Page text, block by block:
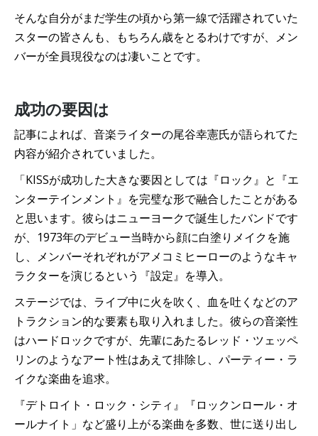
そんな自分がまだ学生の頃から第一線で活躍されていた
スターの皆さんも、もちろん歳をとるわけですが、メン
バーが全員現役なのは凄いことです。
成功の要因は
記事によれば、音楽ライターの尾谷幸憲氏が語られてた
内容が紹介されていました。
「KISSが成功した大きな要因としては『ロック』と『エ
ンターテインメント』を完璧な形で融合したことがある
と思います。彼らはニューヨークで誕生したバンドです
が、1973年のデビュー当時から顔に白塗りメイクを施
し、メンバーそれぞれがアメコミヒーローのようなキャ
ラクターを演じるという『設定』を導入。
ステージでは、ライブ中に火を吹く、血を吐くなどのア
トラクション的な要素も取り入れました。彼らの音楽性
はハードロックですが、先輩にあたるレッド・ツェッペ
リンのようなアート性はあえて排除し、パーティー・ラ
イクな楽曲を追求。
『デトロイト・ロック・シティ』『ロックンロール・オ
ールナイト」など盛り上がる楽曲を多数、世に送り出し